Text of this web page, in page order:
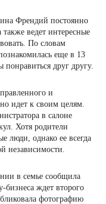
Френдий постоянно
ведет интересные
По словам
еще в 13
понравиться друг другу.
и
идет к своим целям.
в салоне
Хотя родители
люди, однако ее всегда
независимости.
в семье сообщила
бизнеса ждет второго
фотографию